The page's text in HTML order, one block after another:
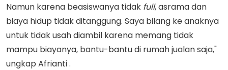
Namun karena beasiswanya tidak full, asrama dan
biaya hidup tidak ditanggung. Saya bilang ke anaknya
untuk tidak usah diambil karena memang tidak
mampu biayanya, bantu-bantu di rumah jualan saja,"
ungkap Afrianti .